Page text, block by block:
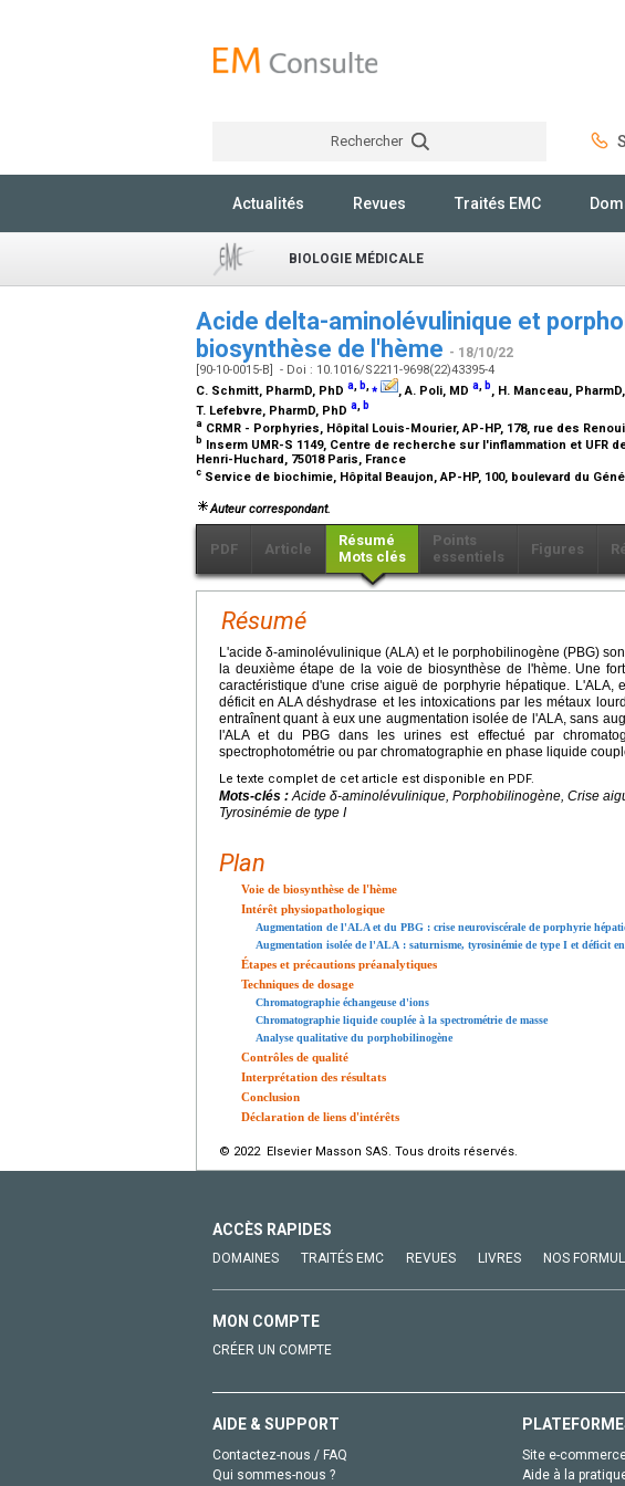
Rechercher
Actualités Revues Traités EMC
BIOLOGIE MÉDICALE
Acide delta-aminolévulinique et
biosynthèse de l'hème - 18/10/22
[90-10-0015-B] - Doi : 10.1016/S2211-9698(22)43395-4
C. Schmitt, PharmD, PhD a, b,⁎ , A. Poli, MD a, b, H. Manceau,
T. Lefebvre, PharmD, PhD a b
a CRMR - Porphyries, Hôpital Louis-Mourier, AP-HP, 178, rue des
b Inserm UMR-S 1149, Centre de recherche sur l'inflammation et UFR
Henri-Huchard, 75018 Paris, France
c Service de biochimie, Hôpital Beaujon, AP-HP, 100, boulevard du
Auteur correspondant.
PDF Article
Résumé
Mots clés
Points
essentiels
Figures
Résumé
L'acide δ-aminolévulinique (ALA) et le porphobilinogène (PBG)
la deuxième étape de la voie de biosynthèse de l'hème. Une
caractéristique d'une crise aiguë de porphyrie hépatique. L'ALA,
déficit en ALA déshydrase et les intoxications par les métaux
entraînent quant à eux une augmentation isolée de l'ALA, sans
l'ALA et du PBG dans les urines est effectué par
spectrophotométrie ou par chromatographie en phase liquide
Le texte complet de cet article est disponible en PDF.
Mots-clés :Acide δ-aminolévulinique, Porphobilinogène, Crise
Tyrosinémie de type I
Plan
Voie de biosynthèse de l'hème
Intérêt physiopathologique
Augmentation de l'ALA et du PBG : crise neuroviscérale de porphyrie
Augmentation isolée de l'ALA : saturnisme, tyrosinémie de type I et déficit
Étapes et précautions préanalytiques
Techniques de dosage
Chromatographie échangeuse d'ions
Chromatographie liquide couplée à la spectrométrie de masse
Analyse qualitative du porphobilinogène
Contrôles de qualité
Interprétation des résultats
Conclusion
Déclaration de liens d'intérêts
© 2022 Elsevier Masson SAS. Tous droits réservés.
ACCÈS RAPIDES
DOMAINES TRAITÉS EMC REVUES LIVRES NOS
MON COMPTE
CRÉER UN COMPTE
AIDE & SUPPORT
Contactez-nous / FAQ
Qui sommes-nous ?
Site e-
Aide à la